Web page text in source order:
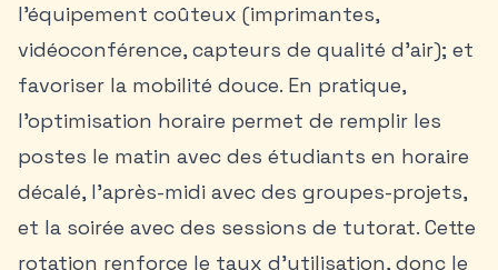
l’équipement coûteux (imprimantes,
vidéoconférence, capteurs de qualité d’air); et
favoriser la mobilité douce. En pratique,
l’optimisation horaire permet de remplir les
postes le matin avec des étudiants en horaire
décalé, l’après-midi avec des groupes-projets,
et la soirée avec des sessions de tutorat. Cette
rotation renforce le taux d’utilisation, donc le